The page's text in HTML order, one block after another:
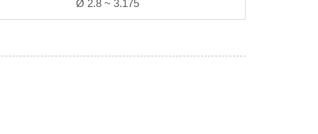
Ø 2.8 ~ 3.175